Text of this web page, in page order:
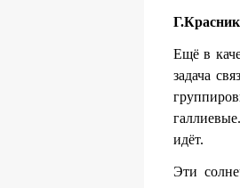
Ещё в
задача
идёт.
Эти